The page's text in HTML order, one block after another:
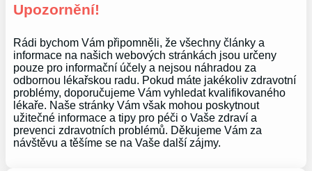
Upozornění!
Rádi bychom Vám připomněli, že všechny články a
informace na našich webových stránkách jsou určeny
pouze pro informační účely a nejsou náhradou za
odbornou lékařskou radu. Pokud máte jakékoliv zdravotní
problémy, doporučujeme Vám vyhledat kvalifikovaného
lékaře. Naše stránky Vám však mohou poskytnout
užitečné informace a tipy pro péči o Vaše zdraví a
prevenci zdravotních problémů. Děkujeme Vám za
návštěvu a těšíme se na Vaše další zájmy.